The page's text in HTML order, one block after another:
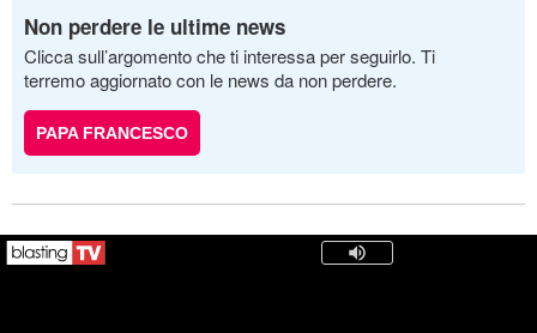
Non perdere le ultime news
Clicca sull’argomento che ti interessa per seguirlo. Ti
terremo aggiornato con le news da non perdere.
PAPA FRANCESCO